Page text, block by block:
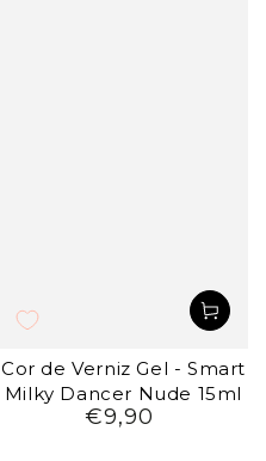
Cor de Verniz Gel - Smart
Milky Dancer Nude 15ml
Preço
€9,90